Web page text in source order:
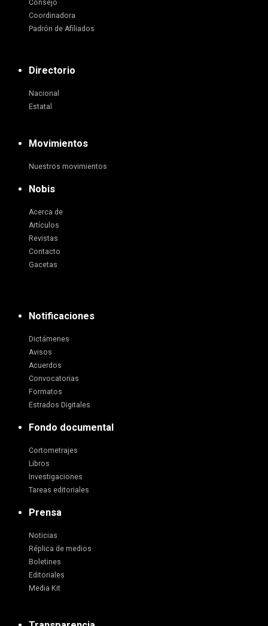
Consejo
Coordinadora
Padrón de Afiliados
Directorio
Nacional
Estatal
Movimientos
Nuestros movimientos
Nobis
Acerca de
Artículos
Revistas
Contacto
Gacetas
Notificaciones
Dictámenes
Avisos
Acuerdos
Convocatorias
Formatos
Estrados Digitales
Fondo documental
Cortometrajes
Libros
Investigaciones
Tareas editoriales
Prensa
Noticias
Réplica de medios
Boletines
Editoriales
Media Kit